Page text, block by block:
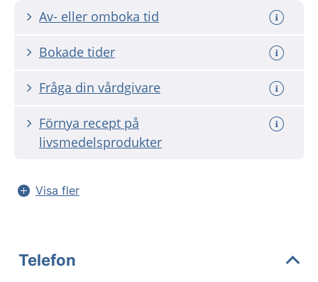
Av- eller omboka tid
Bokade tider
Fråga din vårdgivare
Förnya recept på
livsmedelsprodukter
Visa fler
Telefon